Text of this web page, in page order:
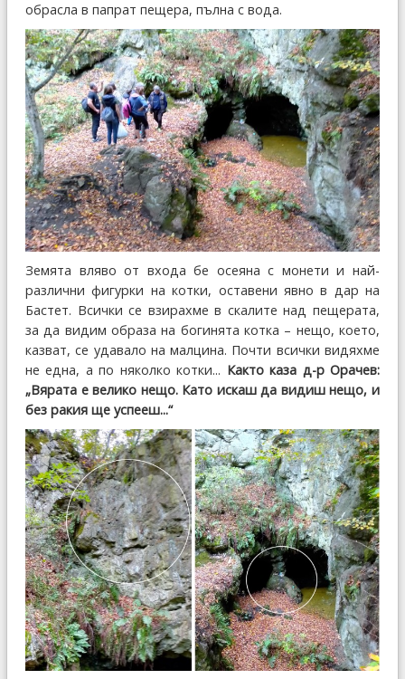
обрасла в папрат пещера, пълна с вода.
Земята вляво от входа бе осеяна с монети и най-
различни фигурки на котки, оставени явно в дар на
Бастет. Всички се взирахме в скалите над пещерата,
за да видим образа на богинята котка – нещо, което,
казват, се удавало на малцина. Почти всички видяхме
не една, а по няколко котки... Както каза д-р Орачев:
„Вярата е велико нещо. Като искаш да видиш нещо, и
без ракия ще успееш...“